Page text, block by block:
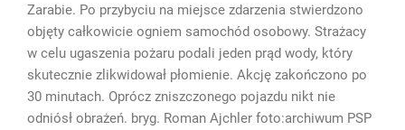
Zarabie. Po przybyciu na miejsce zdarzenia stwierdzono
objęty całkowicie ogniem samochód osobowy. Strażacy
w celu ugaszenia pożaru podali jeden prąd wody, który
skutecznie zlikwidował płomienie. Akcję zakończono po
30 minutach. Oprócz zniszczonego pojazdu nikt nie
odniósł obrażeń. bryg. Roman Ajchler foto:archiwum PSP